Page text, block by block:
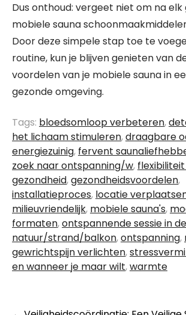
Dus onthoud: vergeet niet om na elk
mobiele sauna
Door deze simpele stap toe te
routine, kun je blijven genieten van
voordelen van je mobiele sauna in
gezonde omgeving.
Tags: bloedsomloop verbeteren,
het lichaam stimuleren,draagbare
energiezuinig, fervent
zoek naar ontspanning/w,
gezondheid,gezondheidsvoordelen,
installatieproces, locatie
milieuvriendelijk, mobiele sauna's,
formaten,ontspannende sessie in de
natuur/strand/balkon,ontspanning,
gewrichtspijn verlichten,
en wanneer je maar wilt,warmte